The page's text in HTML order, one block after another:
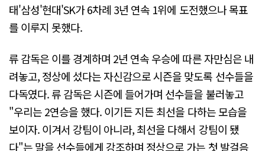
태'삼성'현대'SK가 6차례 3년 연속 1위에 도전했으나 목표
를 이루지 못했다.
류 감독은 이를 경계하며 2년 연속 우승에 따른 자만심은 내
려놓고, 정상에 섰다는 자신감으로 시즌을 맞도록 선수들을
다독였다. 류 감독은 시즌에 들어가며 선수들을 불러놓고
"우리는 2연승을 했다. 이기든 지든 최선을 다하는 모습을
보이자. 이겨서 강팀이 아니라, 최선을 다해서 강팀이 됐
다"는 말을 선수들에게 강조하며 정상으로 가는 첫 발걸음